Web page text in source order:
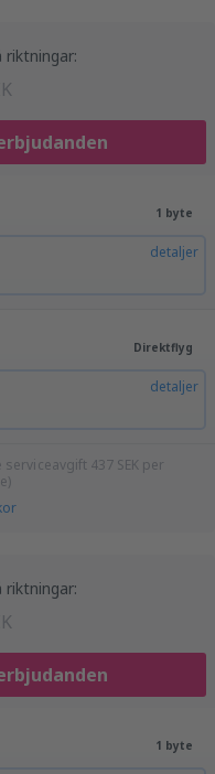
riktningar:
1 byte
detaljer
Direktflyg
detaljer
serviceavgift 437 SEK per
riktningar:
1 byte